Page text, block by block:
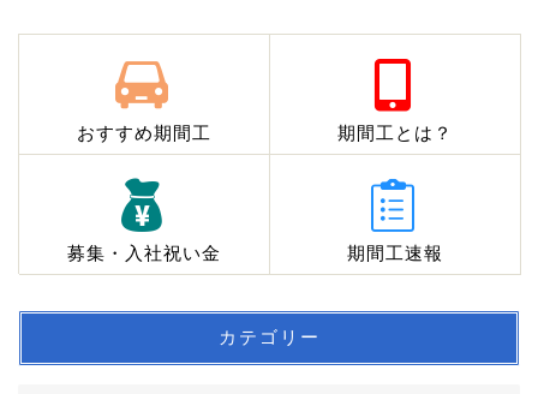
おすすめ期間工 期間工とは？
募集・入社祝い金 期間工速報
カテゴリー